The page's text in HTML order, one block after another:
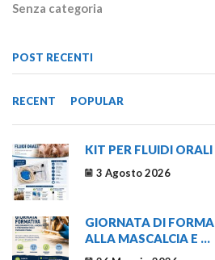
Senza categoria
POST RECENTI
RECENT POPULAR
KIT PER FLUIDI ORALI
3 Agosto 2026
GIORNATA DI
ALLA MASCALCIA E ...